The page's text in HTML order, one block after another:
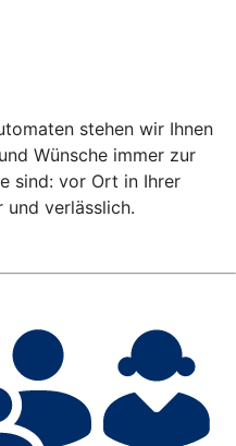
stehen wir Ihnen
Wünsche immer zur
sind: vor Ort in Ihrer
und verlässlich.